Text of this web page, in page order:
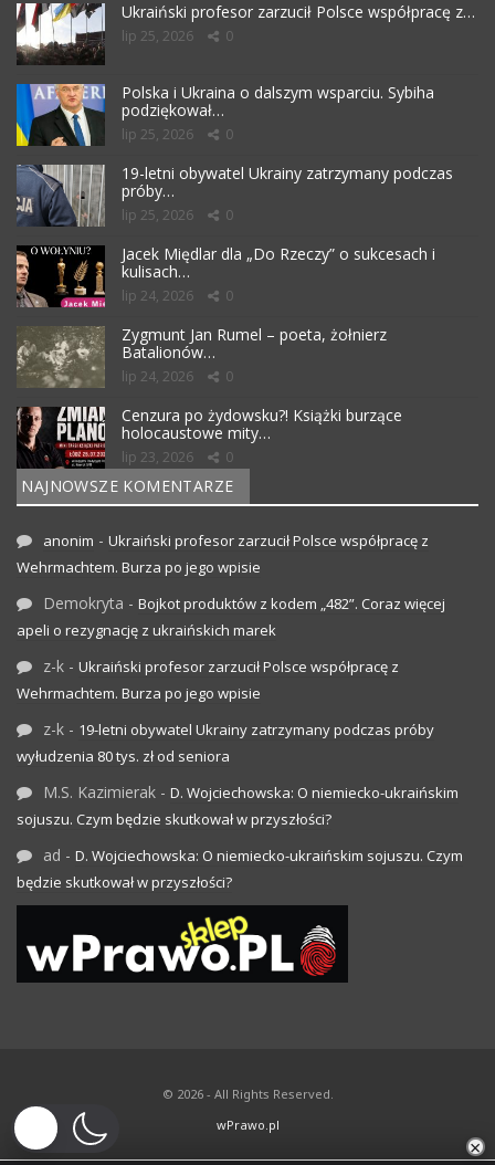
Ukraiński profesor zarzucił Polsce współpracę z…
lip 25, 2026 0
Polska i Ukraina o dalszym wsparciu. Sybiha
podziękował…
lip 25, 2026 0
19-letni obywatel Ukrainy zatrzymany podczas
próby…
lip 25, 2026 0
Jacek Międlar dla „Do Rzeczy” o sukcesach i
kulisach…
lip 24, 2026 0
Zygmunt Jan Rumel – poeta, żołnierz
Batalionów…
lip 24, 2026 0
Cenzura po żydowsku?! Książki burzące
holocaustowe mity…
lip 23, 2026 0
NAJNOWSZE KOMENTARZE
anonim - Ukraiński profesor zarzucił Polsce współpracę z
Wehrmachtem. Burza po jego wpisie
Demokryta - Bojkot produktów z kodem „482”. Coraz więcej
apeli o rezygnację z ukraińskich marek
z-k - Ukraiński profesor zarzucił Polsce współpracę z
Wehrmachtem. Burza po jego wpisie
z-k - 19-letni obywatel Ukrainy zatrzymany podczas próby
wyłudzenia 80 tys. zł od seniora
M.S. Kazimierak - D. Wojciechowska: O niemiecko-ukraińskim
sojuszu. Czym będzie skutkował w przyszłości?
ad - D. Wojciechowska: O niemiecko-ukraińskim sojuszu. Czym
będzie skutkował w przyszłości?
© 2026 - All Rights Reserved.
wPrawo.pl
×